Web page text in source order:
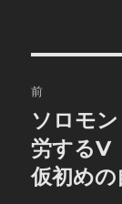
稿
ナ
ビ
前
前
の
投
ソロモ
労する
仮初めの